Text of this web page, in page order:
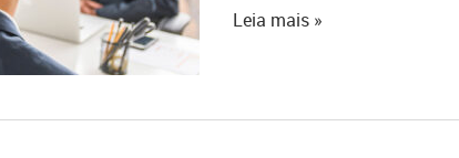
Leia mais »